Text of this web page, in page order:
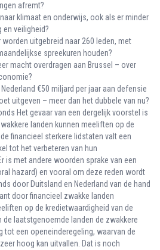
afremt?
klimaat en onderwijs, ook als er minder
veiligheid?
worden uitgebreid naar 260 leden, met
spreekuren houden?
macht overdragen aan Brussel – over
€50 miljard per jaar aan defensie
uitgeven – meer dan het dubbele van nu?
Het gevaar van een dergelijk voorstel is
landen kunnen meeliften op de
financieel sterkere lidstaten valt een
tot het verbeteren van hun
is met andere woorden sprake van een
hazard) en vooral om deze reden wordt
door Duitsland en Nederland van de hand
door financieel zwakke landen
op de kredietwaardigheid van de
de laatstgenoemde landen de zwakkere
tot een openeinderegeling, waarvan de
hoog kan uitvallen. Dat is noch